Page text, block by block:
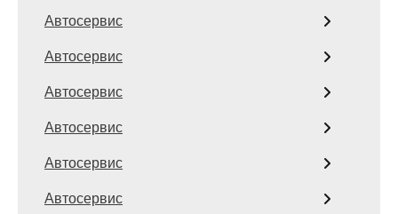
Автосервис
Автосервис
Автосервис
Автосервис
Автосервис
Автосервис